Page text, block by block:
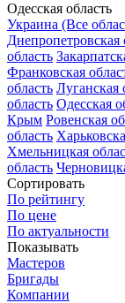
Одесская область
Украина (Все
Днепропетровская
область
Франковская
область Луганская
область Одесская
Крым Ровенская
область
Хмельницкая
область
Сортировать
По рейтингу
По цене
По актуальности
Показывать
Мастеров
Бригады
Компании